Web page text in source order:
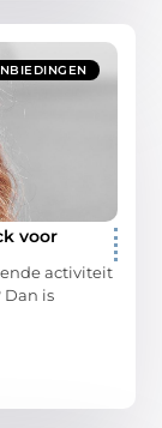
voor
activiteit
is